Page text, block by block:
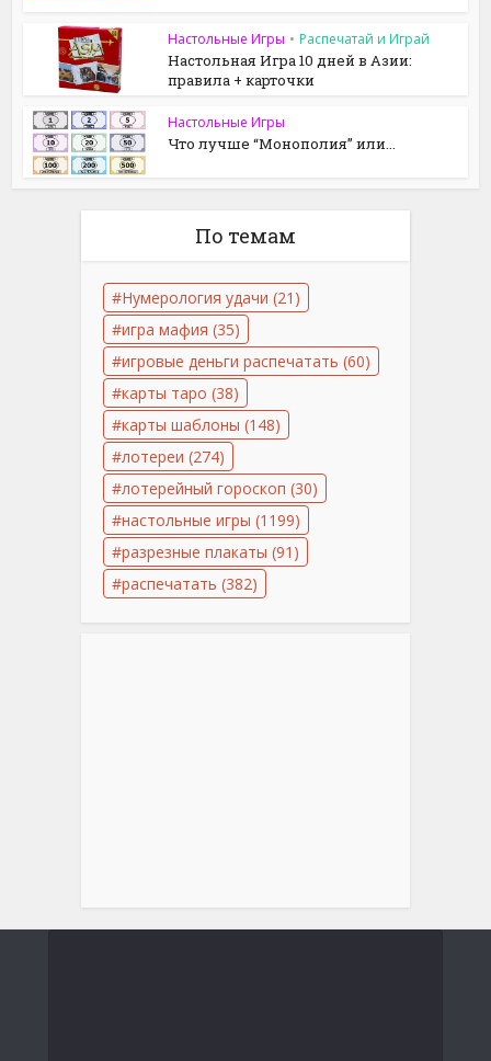
Настольные Игры • Распечатай и Играй
Настольная Игра 10 дней в Азии:
правила + карточки
Настольные Игры
Что лучше “Монополия” или...
По темам
Нумерология удачи (21)
игра мафия (35)
игровые деньги распечатать (60)
карты таро (38)
карты шаблоны (148)
лотереи (274)
лотерейный гороскоп (30)
настольные игры (1199)
разрезные плакаты (91)
распечатать (382)